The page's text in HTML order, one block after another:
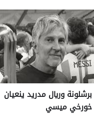
برشلونة وريال مدريد ينعيان
خورخي ميسي